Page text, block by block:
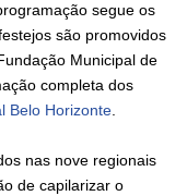
segue os
são promovidos
Municipal de
completa dos
Belo Horizonte.
nas nove regionais
de capilarizar o